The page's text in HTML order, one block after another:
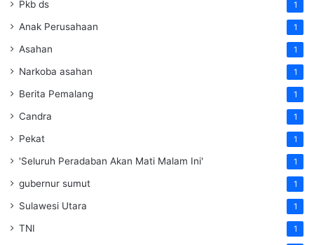
Pkb ds 1
Anak Perusahaan 1
Asahan 1
Narkoba asahan 1
Berita Pemalang 1
Candra 1
Pekat 1
'Seluruh Peradaban Akan Mati Malam Ini' 1
gubernur sumut 1
Sulawesi Utara 1
TNI 1